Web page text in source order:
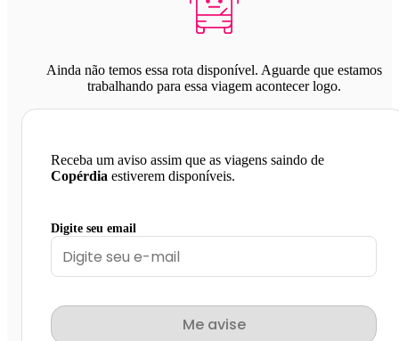
Ainda não temos essa rota disponível. Aguarde que estamos
trabalhando para essa viagem acontecer logo.
Receba um aviso assim que as viagens saindo de
Copérdia estiverem disponíveis.
Digite seu email
Me avise